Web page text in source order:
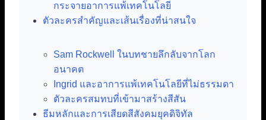
กระจายอาการแพ้เทคโนโลยี
ตัวละครสำคัญและเส้นเรื่องที่น่าสนใจ
Sam Rockwell ในบทชายลึกลับจากโลก
อนาคต
Ingrid และอาการแพ้เทคโนโลยีที่ไม่ธรรมดา
ตัวละครสมทบที่เข้ามาสร้างสีสัน
ธีมหลักและการเสียดสีสังคมยุคดิจิทัล